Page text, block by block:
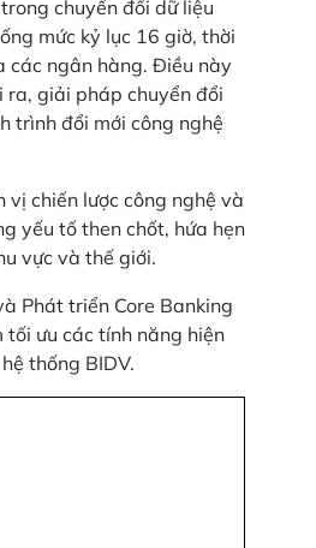
chuyển đổi dữ liệu
mức kỷ lục 16 giờ, thời
các ngân hàng. Điều này
ra, giải pháp chuyển đổi
trình đổi mới công nghệ
chiến lược công nghệ và
yếu tố then chốt, hứa hẹn
vực và thế giới.
Phát triển Core Banking
ưu các tính năng hiện
thống BIDV.